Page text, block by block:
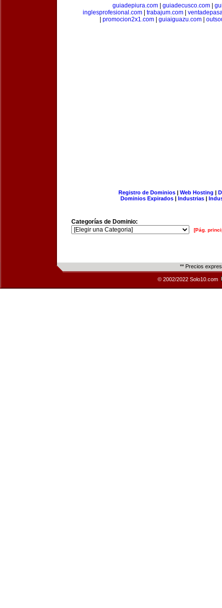
guiadepiura.com| guiadecusco.com|
inglesprofesional.com| trabajum.com|
promocion2x1.com guiaiguazu.com
Registro de Dominios| Web Hosting |
Dominios Expirados | Industrias |
Categorías de Dominio:
[Pág.
** Precios
© 2002/2022 Solo10.com